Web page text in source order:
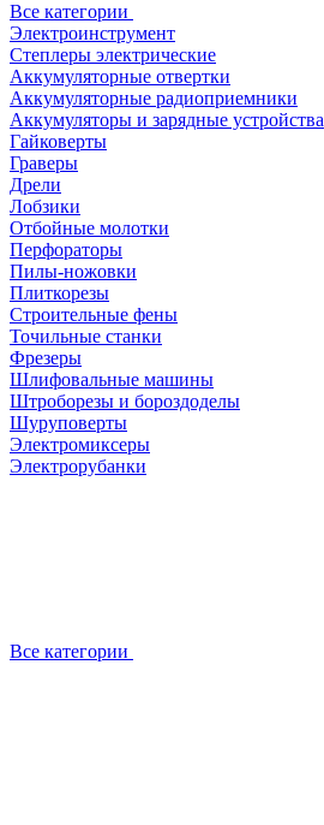
Все категории
Электроинструмент
Степлеры электрические
Аккумуляторные отвертки
Аккумуляторные радиоприемники
Аккумуляторы и зарядные устройства
Гайковерты
Граверы
Дрели
Лобзики
Отбойные молотки
Перфораторы
Пилы-ножовки
Плиткорезы
Строительные фены
Точильные станки
Фрезеры
Шлифовальные машины
Штроборезы и бороздоделы
Шуруповерты
Электромиксеры
Электрорубанки
Все категории